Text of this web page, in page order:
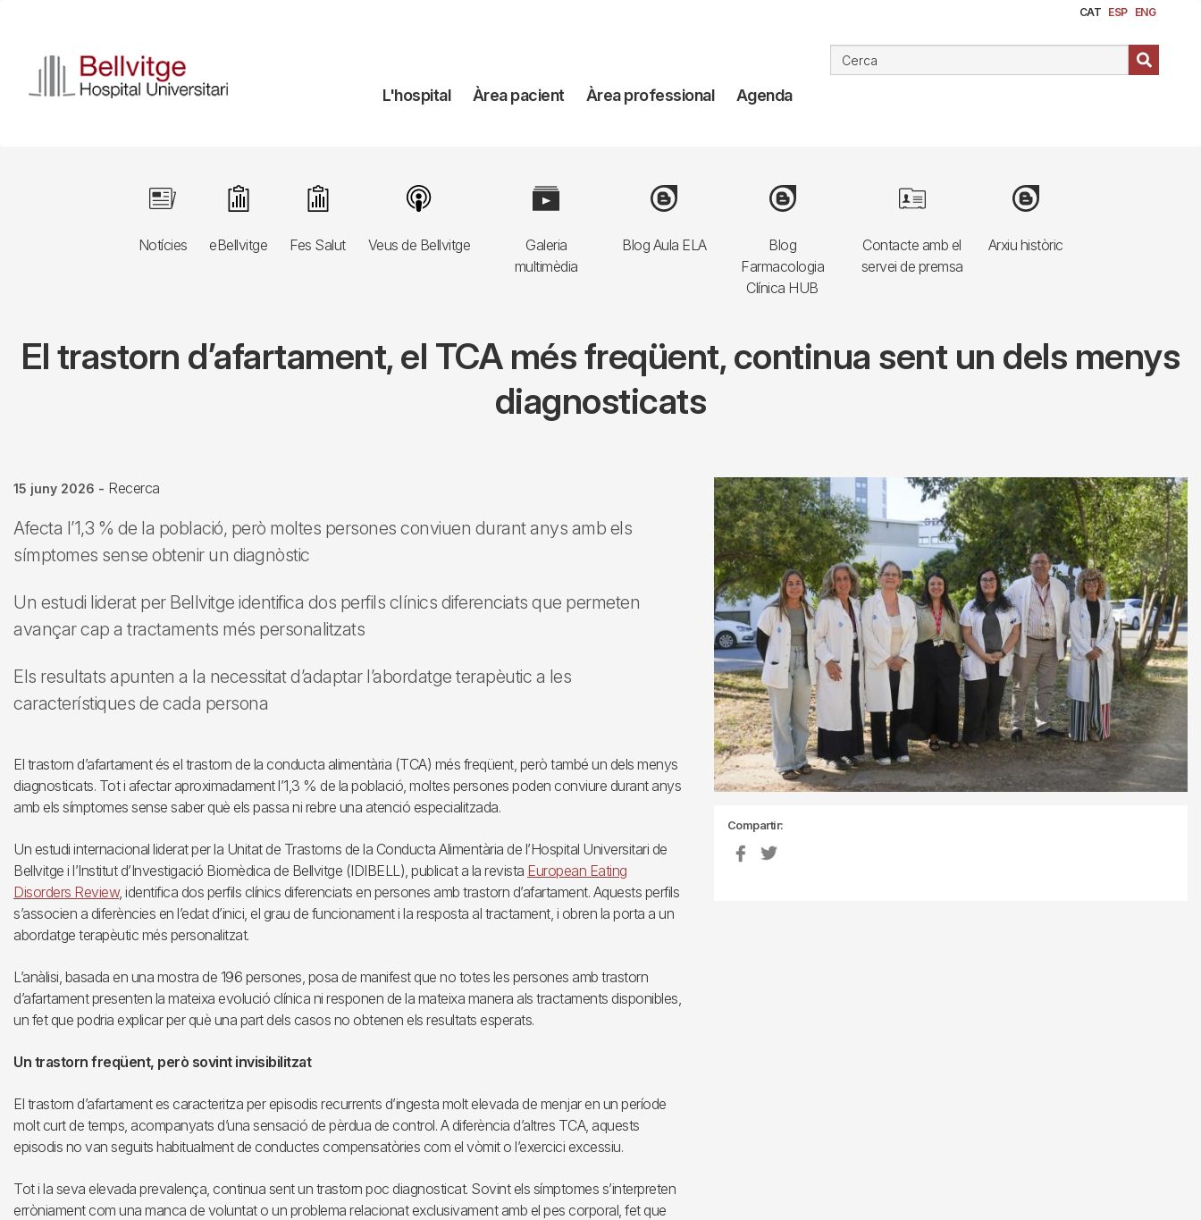
contingut
CAT ESP ENG
Navegación
L'hospital Àrea pacient Àrea professional Agenda
Notícies
Image
eBellvitge
Image
Fes Salut
Image
Veus de Bellvitge
Image
Galeria
multimèdia
Image
Blog Aula ELA
Image
Blog
Farmacologia
Clínica HUB
Image
Contacte amb el
servei de premsa
Image
Arxiu històric
Image
El trastorn d’afartament, el TCA més freqüent, continua sent un dels menys
diagnosticats
15 juny 2026 - Recerca
Afecta l’1,3 % de la població, però moltes persones conviuen durant anys amb els
símptomes sense obtenir un diagnòstic
Un estudi liderat per Bellvitge identifica dos perfils clínics diferenciats que permeten
avançar cap a tractaments més personalitzats
Els resultats apunten a la necessitat d’adaptar l’abordatge terapèutic a les
característiques de cada persona
El trastorn d’afartament és el trastorn de la conducta alimentària (TCA) més freqüent, però també un dels menys
diagnosticats. Tot i afectar aproximadament l’1,3 % de la població, moltes persones poden conviure durant anys
amb els símptomes sense saber què els passa ni rebre una atenció especialitzada.
Un estudi internacional liderat per la Unitat de Trastorns de la Conducta Alimentària de l’Hospital Universitari de
Bellvitge i l’Institut d’Investigació Biomèdica de Bellvitge (IDIBELL), publicat a la revista European Eating
Disorders Review, identifica dos perfils clínics diferenciats en persones amb trastorn d’afartament. Aquests perfils
s’associen a diferències en l’edat d’inici, el grau de funcionament i la resposta al tractament, i obren la porta a un
abordatge terapèutic més personalitzat.
L’anàlisi, basada en una mostra de 196 persones, posa de manifest que no totes les persones amb trastorn
d’afartament presenten la mateixa evolució clínica ni responen de la mateixa manera als tractaments disponibles,
un fet que podria explicar per què una part dels casos no obtenen els resultats esperats.
Un trastorn freqüent, però sovint invisibilitzat
El trastorn d’afartament es caracteritza per episodis recurrents d’ingesta molt elevada de menjar en un període
molt curt de temps, acompanyats d’una sensació de pèrdua de control. A diferència d’altres TCA, aquests
episodis no van seguits habitualment de conductes compensatòries com el vòmit o l’exercici excessiu.
Tot i la seva elevada prevalença, continua sent un trastorn poc diagnosticat. Sovint els símptomes s’interpreten
erròniament com una manca de voluntat o un problema relacionat exclusivament amb el pes corporal, fet que
Compartir: